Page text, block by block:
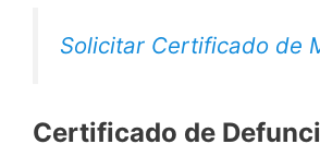
Solicitar Certificado de
Certificado de